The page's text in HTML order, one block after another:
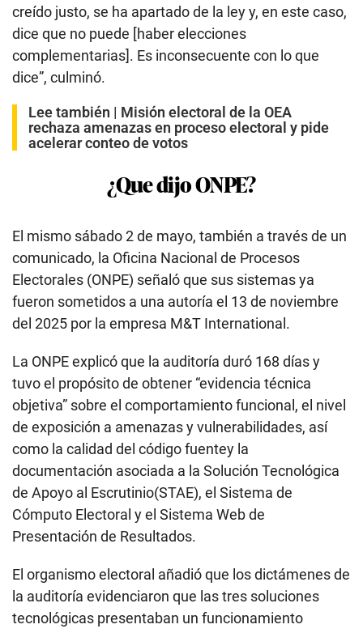
creído justo, se ha apartado de la ley y, en este caso,
dice que no puede [haber elecciones
complementarias]. Es inconsecuente con lo que
dice”, culminó.
Lee también | Misión electoral de la OEA
rechaza amenazas en proceso electoral y pide
acelerar conteo de votos
¿Que dijo ONPE?
El mismo sábado 2 de mayo, también a través de un
comunicado, la Oficina Nacional de Procesos
Electorales (ONPE) señaló que sus sistemas ya
fueron sometidos a una autoría el 13 de noviembre
del 2025 por la empresa M&T International.
La ONPE explicó que la auditoría duró 168 días y
tuvo el propósito de obtener “evidencia técnica
objetiva” sobre el comportamiento funcional, el nivel
de exposición a amenazas y vulnerabilidades, así
como la calidad del código fuentey la
documentación asociada a la Solución Tecnológica
de Apoyo al Escrutinio(STAE), el Sistema de
Cómputo Electoral y el Sistema Web de
Presentación de Resultados.
El organismo electoral añadió que los dictámenes de
la auditoría evidenciaron que las tres soluciones
tecnológicas presentaban un funcionamiento